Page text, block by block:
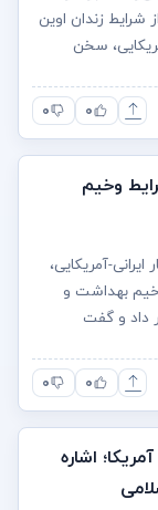
شرایط زندان اوین
سخن
۰ ۰
وخیم
آمریکایی،
بهداشت و
داد و گفت
۰ ۰
اشاره